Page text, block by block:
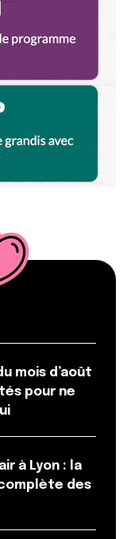
mois d’août
pour ne
à Lyon : la
des